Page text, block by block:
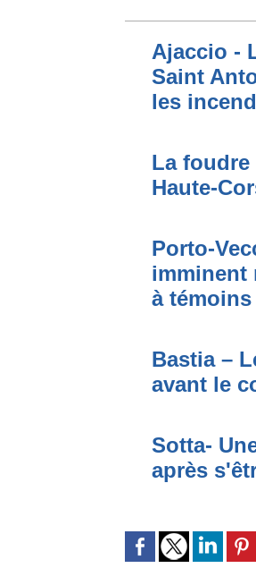
Ajaccio -
Saint
les
La foudre
Haute-
Porto-
imminent
à témoins
Bastia –
avant le
Sotta-
après